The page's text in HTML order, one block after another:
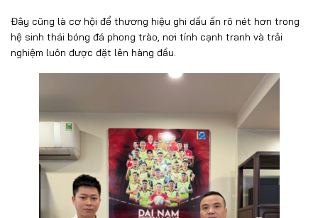
Đây cũng là cơ hội để thương hiệu ghi dấu ấn rõ nét hơn trong
hệ sinh thái bóng đá phong trào, nơi tính cạnh tranh và trải
nghiệm luôn được đặt lên hàng đầu.